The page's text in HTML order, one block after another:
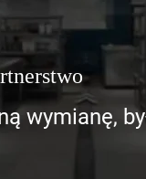
wymianę,